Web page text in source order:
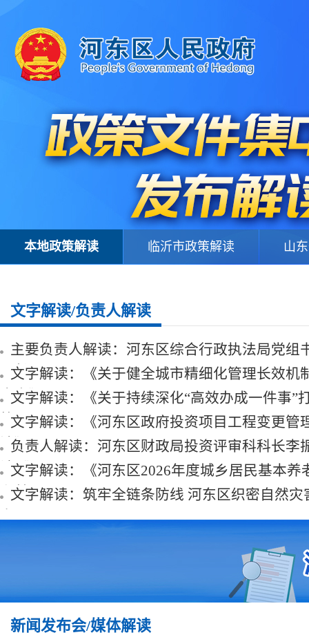
本地政策解读 临沂市政策解读 山
文字解读/负责人解读
主要负责人解读：河东区综合行政执法局党组
局长…
文字解读：《关于健全城市精细化管理长效机
方案》
文字解读：《关于持续深化“高效办成一件事”
简…
文字解读：《河东区政府投资项目工程变更管
法》
负责人解读：河东区财政局投资评审科科长李
读《…
文字解读：《河东区2026年度城乡居民基本养
和基…
文字解读：筑牢全链条防线 河东区织密自然灾
新闻发布会/媒体解读